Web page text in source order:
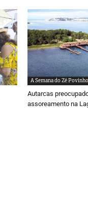
A Semana do Zé Povinho
Autarcas
assoreamento na